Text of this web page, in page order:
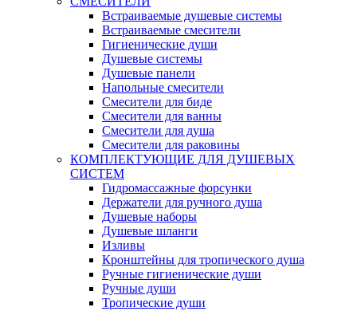
Встраиваемые душевые системы
Встраиваемые смесители
Гигиенические души
Душевые системы
Душевые панели
Напольные смесители
Смесители для биде
Смесители для ванны
Смесители для душа
Смесители для раковины
КОМПЛЕКТУЮЩИЕ ДЛЯ ДУШЕВЫХ
СИСТЕМ
Гидромассажные форсунки
Держатели для ручного душа
Душевые наборы
Душевые шланги
Изливы
Кронштейны для тропического душа
Ручные гигиенические души
Ручные души
Тропические души